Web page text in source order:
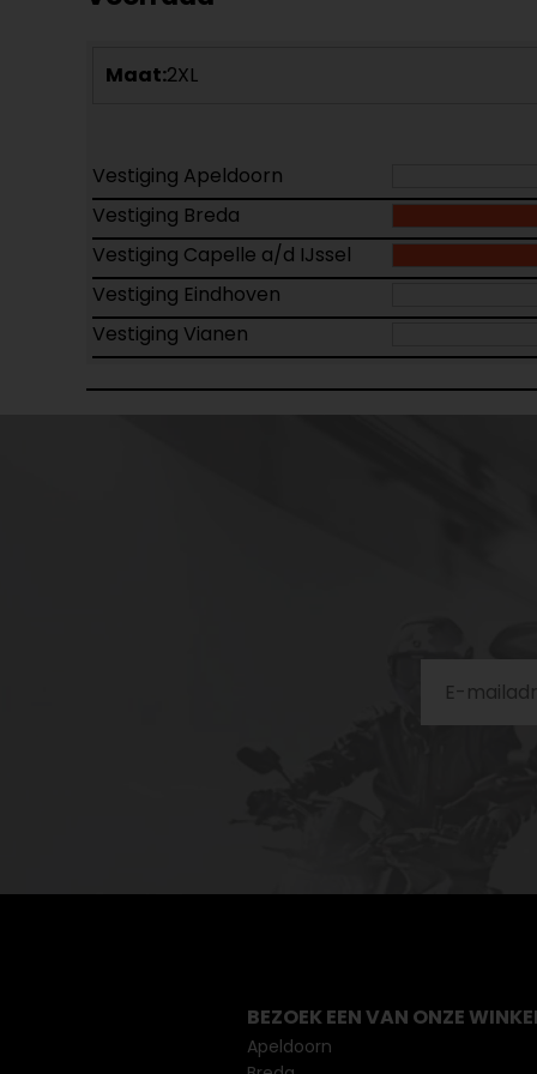
Maat:2XL
Vestiging Apeldoorn
Vestiging Breda
Vestiging Capelle a/d IJssel
Vestiging Eindhoven
Vestiging Vianen
BEZOEK EEN VAN ONZE
Apeldoorn